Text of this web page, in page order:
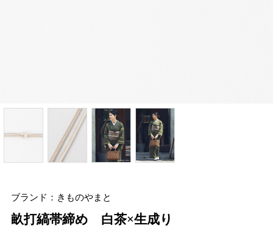
ブランド：きものやまと
畝打縞帯締め 白茶×生成り